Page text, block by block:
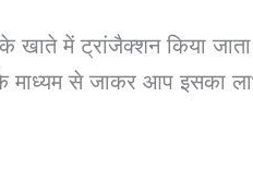
खाते में ट्रांजैक्शन किया
माध्यम से जाकर आप इसका